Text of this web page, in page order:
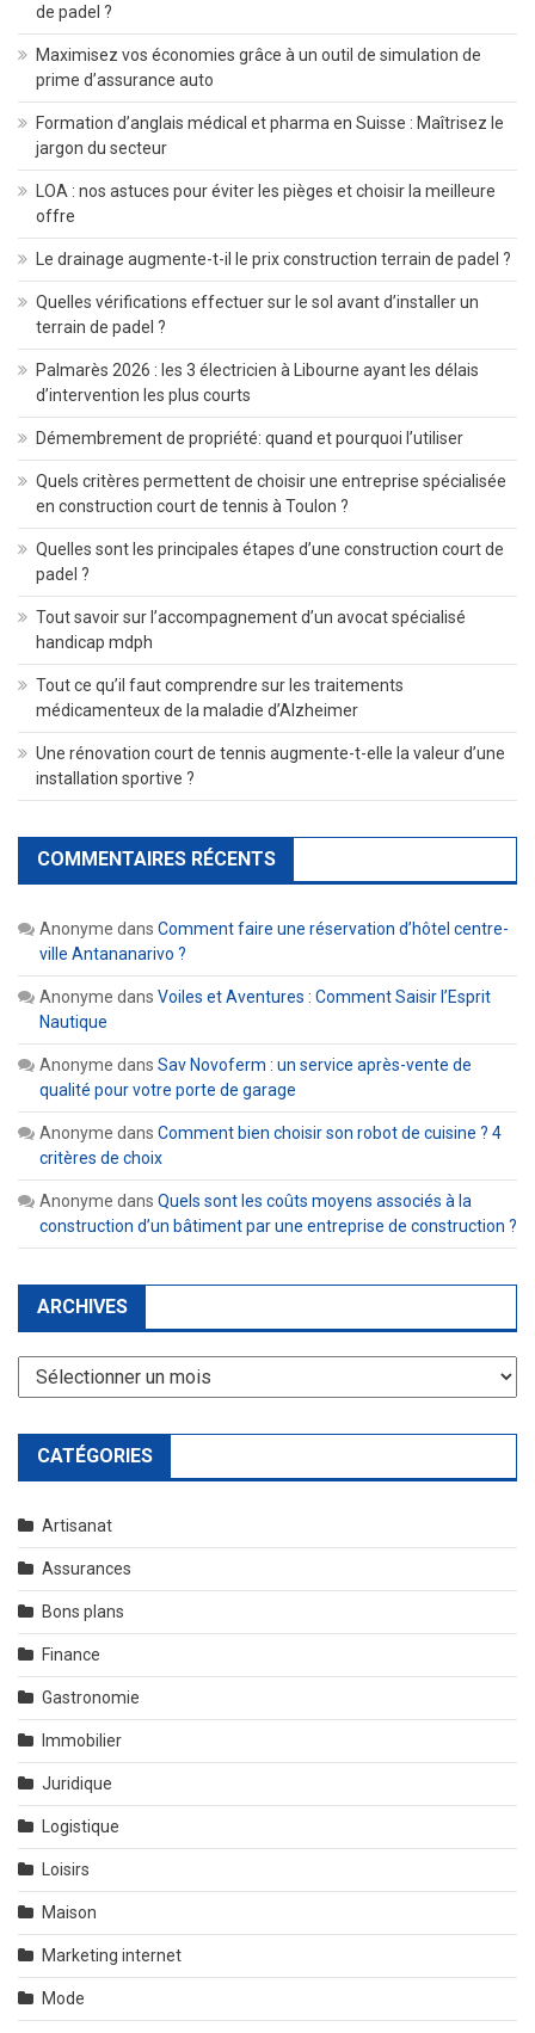
de padel ?
Maximisez vos économies grâce à un outil de simulation de
prime d’assurance auto
Formation d’anglais médical et pharma en Suisse : Maîtrisez le
jargon du secteur
LOA : nos astuces pour éviter les pièges et choisir la meilleure
offre
Le drainage augmente-t-il le prix construction terrain de padel ?
Quelles vérifications effectuer sur le sol avant d’installer un
terrain de padel ?
Palmarès 2026 : les 3 électricien à Libourne ayant les délais
d’intervention les plus courts
Démembrement de propriété: quand et pourquoi l’utiliser
Quels critères permettent de choisir une entreprise spécialisée
en construction court de tennis à Toulon ?
Quelles sont les principales étapes d’une construction court de
padel ?
Tout savoir sur l’accompagnement d’un avocat spécialisé
handicap mdph
Tout ce qu’il faut comprendre sur les traitements
médicamenteux de la maladie d’Alzheimer
Une rénovation court de tennis augmente-t-elle la valeur d’une
installation sportive ?
COMMENTAIRES RÉCENTS
Anonyme dans Comment faire une réservation d’hôtel centre-
ville Antananarivo ?
Anonyme dans Voiles et Aventures : Comment Saisir l’Esprit
Nautique
Anonyme dans Sav Novoferm : un service après-vente de
qualité pour votre porte de garage
Anonyme dans Comment bien choisir son robot de cuisine ? 4
critères de choix
Anonyme dans Quels sont les coûts moyens associés à la
construction d’un bâtiment par une entreprise de construction ?
ARCHIVES
Archives
CATÉGORIES
Artisanat
Assurances
Bons plans
Finance
Gastronomie
Immobilier
Juridique
Logistique
Loisirs
Maison
Marketing internet
Mode